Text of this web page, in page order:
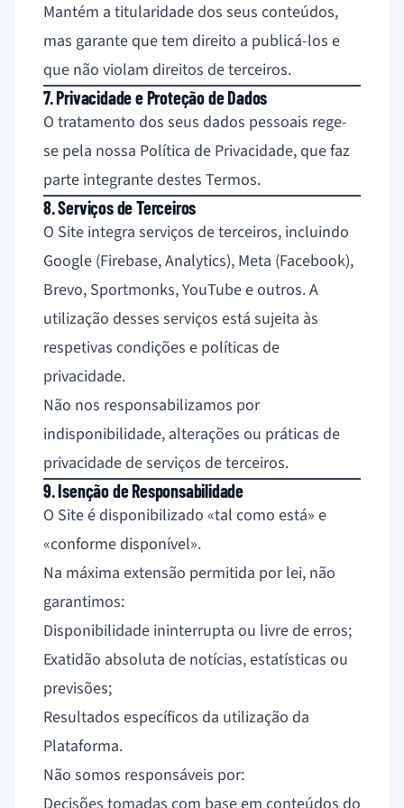
Mantém a titularidade dos seus conteúdos,
mas garante que tem direito a publicá-los e
que não violam direitos de terceiros.
7. Privacidade e Proteção de Dados
O tratamento dos seus dados pessoais rege-
se pela nossa Política de Privacidade, que faz
parte integrante destes Termos.
8. Serviços de Terceiros
O Site integra serviços de terceiros, incluindo
Google (Firebase, Analytics), Meta (Facebook),
Brevo, Sportmonks, YouTube e outros. A
utilização desses serviços está sujeita às
respetivas condições e políticas de
privacidade.
Não nos responsabilizamos por
indisponibilidade, alterações ou práticas de
privacidade de serviços de terceiros.
9. Isenção de Responsabilidade
O Site é disponibilizado «tal como está» e
«conforme disponível».
Na máxima extensão permitida por lei, não
garantimos:
Disponibilidade ininterrupta ou livre de erros;
Exatidão absoluta de notícias, estatísticas ou
previsões;
Resultados específicos da utilização da
Plataforma.
Não somos responsáveis por: